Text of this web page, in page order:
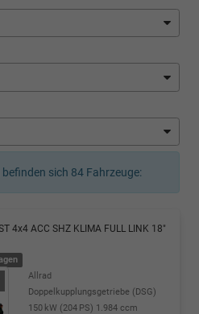
sich 84 Fahrzeuge:
4x4 ACC SHZ KLIMA FULL LINK 18"
Allrad
Doppelkupplungsgetriebe (DSG)
150 kW (204 PS) 1.984 ccm